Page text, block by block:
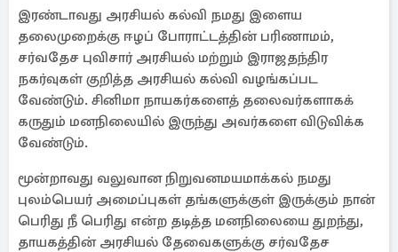
இரண்டாவது அரசியல் கல்வி நமது இளைய
தலைமுறைக்கு ஈழப் போராட்டத்தின் பரிணாமம்,
சர்வதேச புவிசார் அரசியல் மற்றும் இராஜதந்திர
நகர்வுகள் குறித்த அரசியல் கல்வி வழங்கப்பட
வேண்டும். சினிமா நாயகர்களைத் தலைவர்களாகக்
கருதும் மனநிலையில் இருந்து அவர்களை விடுவிக்க
வேண்டும்.
மூன்றாவது வலுவான நிறுவனமயமாக்கல் நமது
புலம்பெயர் அமைப்புகள் தங்களுக்குள் இருக்கும் நான்
பெரிது நீ பெரிது என்ற தடித்த மனநிலையை துறந்து,
தாயகத்தின் அரசியல் தேவைகளுக்கு சர்வதேச